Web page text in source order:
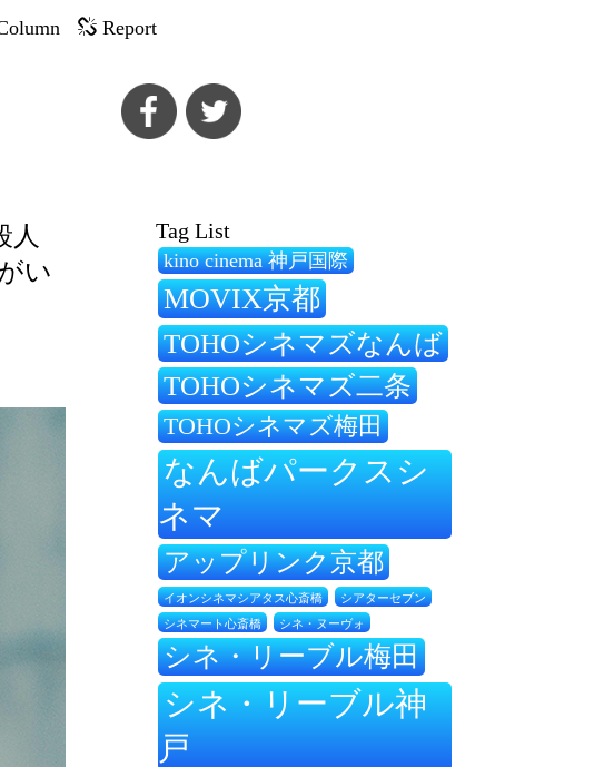
Report
人
い
Tag List
kino cinema 神戸国際
MOVIX京都
TOHOシネマズなんば
TOHOシネマズ二条
TOHOシネマズ梅田
なんばパークスシ
ネマ
アップリンク京都
イオンシネマシアタス心斎橋 シアターセブン
シネマート心斎橋 シネ・ヌーヴォ
シネ・リーブル梅田
シネ・リーブル神
戸